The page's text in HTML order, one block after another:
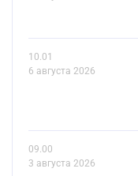
10.01
6 августа 2026
09.00
3 августа 2026